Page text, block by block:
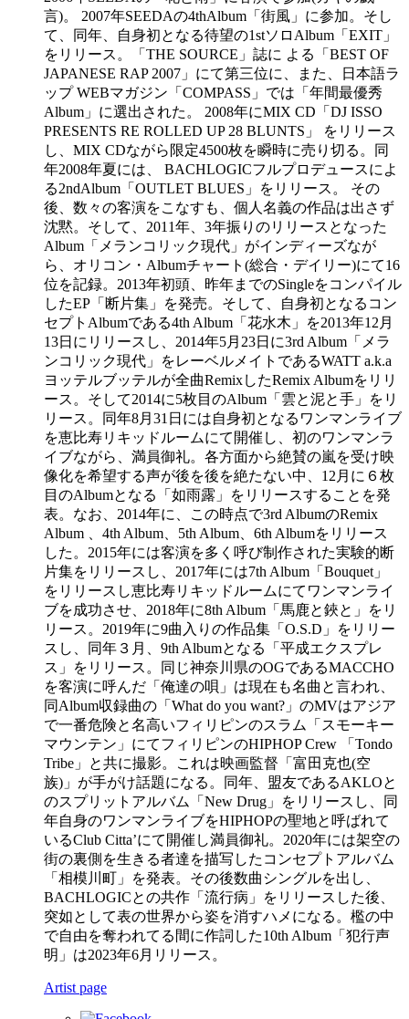
言)。 2007年SEEDAの4thAlbum「街風」に参加。そし
て、同年、自身初となる待望の1stソロAlbum「EXIT」
をリリース。「THE SOURCE」誌に よる「BEST OF
JAPANESE RAP 2007」にて第三位に、また、日本語ラ
ップ WEBマガジン「COMPASS」では「年間最優秀
Album」に選出された。 2008年にMIX CD「DJ ISSO
PRESENTS RE ROLLED UP 28 BLUNTS」 をリリース
し、MIX CDながら限定4500枚を瞬時に売り切る。同
年2008年夏には、 BACHLOGICフルプロデュースによ
る2ndAlbum「OUTLET BLUES」をリリース。 その
後、数々の客演をこなすも、個人名義の作品は出さず
沈黙。そして、2011年、3年振りのリリースとなった
Album「メランコリック現代」がインディーズなが
ら、オリコン・Albumチャート(総合・デイリー)にて16
位を記録。2013年初頭、昨年までのSingleをコンパイル
したEP「断片集」を発売。そして、自身初となるコン
セプトAlbumである4th Album「花水木」を2013年12月
13日にリリースし、2014年5月23日に3rd Album「メラ
ンコリック現代」をレーベルメイトであるWATT a.k.a
ヨッテルブッテルが全曲RemixしたRemix Albumをリリ
ース。そして2014に5枚目のAlbum「雲と泥と手」をリ
リース。同年8月31日には自身初となるワンマンライブ
を恵比寿リキッドルームにて開催し、初のワンマンラ
イブながら、満員御礼。各方面から絶賛の嵐を受け映
像化を希望する声が後を後を絶たない中、12月に６枚
目のAlbumとなる「如雨露」をリリースすることを発
表。なお、2014年に、この時点で3rd AlbumのRemix
Album 、4th Album、5th Album、6th Albumをリリース
した。2015年には客演を多く呼び制作された実験的断
片集をリリースし、2017年には7th Album「Bouquet」
をリリースし恵比寿リキッドルームにてワンマンライ
ブを成功させ、2018年に8th Album「馬鹿と鋏と」をリ
リース。2019年に9曲入りの作品集「O.S.D」をリリー
スし、同年３月、9th Albumとなる「平成エクスプレ
ス」をリリース。同じ神奈川県のOGであるMACCHO
を客演に呼んだ「俺達の唄」は現在も名曲と言われ、
同Album収録曲の「What do you want?」のMVはアジア
で一番危険と名高いフィリピンのスラム「スモーキー
マウンテン」にてフィリピンのHIPHOP Crew 「Tondo
Tribe」と共に撮影。これは映画監督「富田克也(空
族)」が手がけ話題になる。同年、盟友であるAKLOと
のスプリットアルバム「New Drug」をリリースし、同
年自身のワンマンライブをHIPHOPの聖地と呼ばれて
いるClub Citta’にて開催し満員御礼。2020年には架空の
街の裏側を生きる者達を描写したコンセプトアルバム
「相模川町」を発表。その後数曲シングルを出し、
BACHLOGICとの共作「流行病」をリリースした後、
突如として表の世界から姿を消すハメになる。檻の中
で自由を奪われてる間に作詞した10th Album「犯行声
明」は2023年6月リリース。
Artist page